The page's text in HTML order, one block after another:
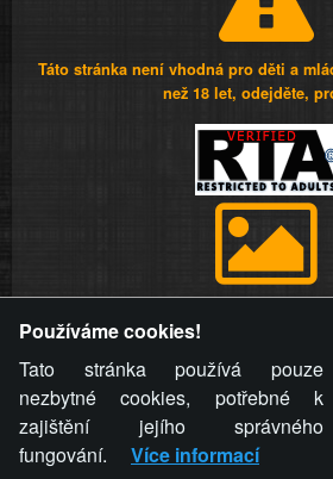
Táto stránka není vhodná pro děti a
než 18 let, odejděte,
videa a komentáře. Osoba, které se toto
stránky týče, ani osoba, která umístila
stránku, nemůže z důvodu odstranění
komentáře pro výše uvedenou
provozovateli stránky žádný nárok na
nemajetkové újmy.
Používáme cookies!
Tato stránka používá pouze
nezbytné cookies, potřebné k
zajištění jejího správného
fungování.
Více informací